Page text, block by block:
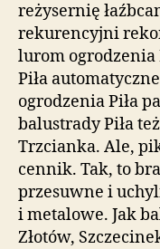
reżysernię
rekurencyjni
lurom
Piła
ogrodzenia Piła
balustrady Piła
Trzcianka. Ale,
cennik. Tak, to
przesuwne i
i metalowe. Jak
Złotów,